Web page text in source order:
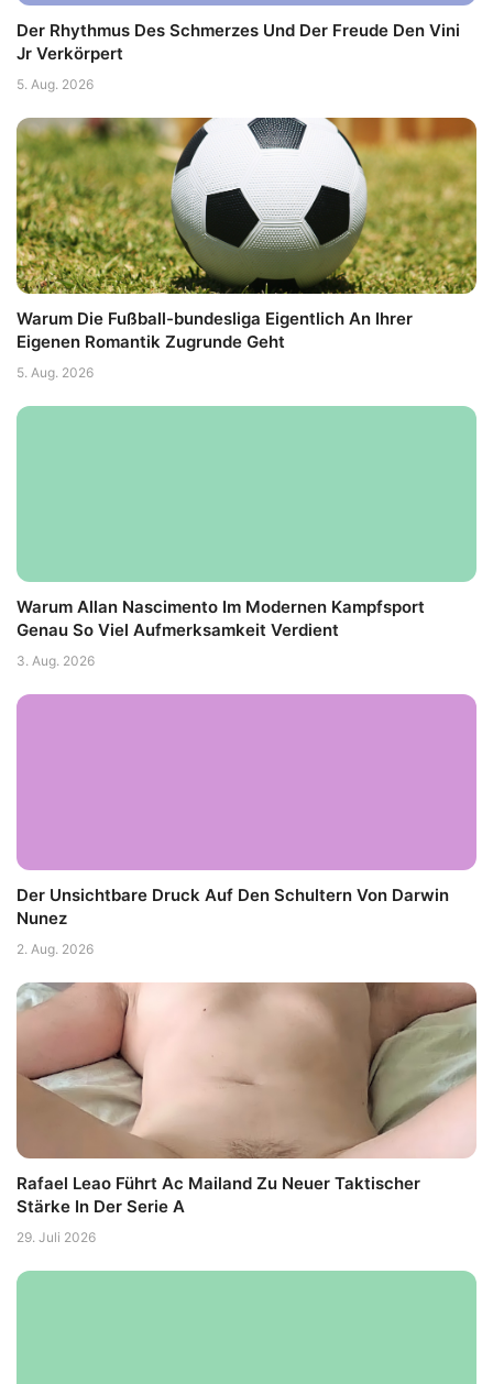
Der Rhythmus Des Schmerzes Und Der Freude Den Vini
Jr Verkörpert
5. Aug. 2026
Warum Die Fußball-bundesliga Eigentlich An Ihrer
Eigenen Romantik Zugrunde Geht
5. Aug. 2026
Warum Allan Nascimento Im Modernen Kampfsport
Genau So Viel Aufmerksamkeit Verdient
3. Aug. 2026
Der Unsichtbare Druck Auf Den Schultern Von Darwin
Nunez
2. Aug. 2026
Rafael Leao Führt Ac Mailand Zu Neuer Taktischer
Stärke In Der Serie A
29. Juli 2026